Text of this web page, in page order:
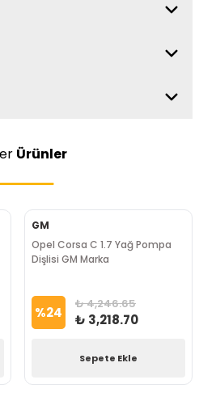
Ürünler
GM
Opel Corsa C 1.7 Yağ Pompa
Dişlisi GM Marka
%24 ₺ 4,246.65
₺ 3,218.70
Sepete Ekle